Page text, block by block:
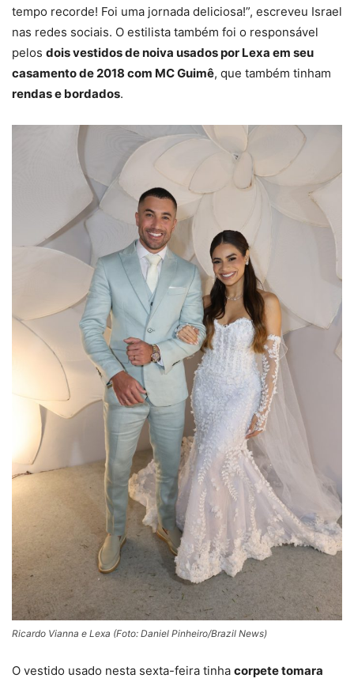
tempo recorde! Foi uma jornada deliciosa!”, escreveu Israel
nas redes sociais. O estilista também foi o responsável
pelos dois vestidos de noiva usados por Lexa em seu
casamento de 2018 com MC Guimê, que também tinham
rendas e bordados.
Ricardo Vianna e Lexa (Foto: Daniel Pinheiro/Brazil News)
O vestido usado nesta sexta-feira tinha corpete tomara